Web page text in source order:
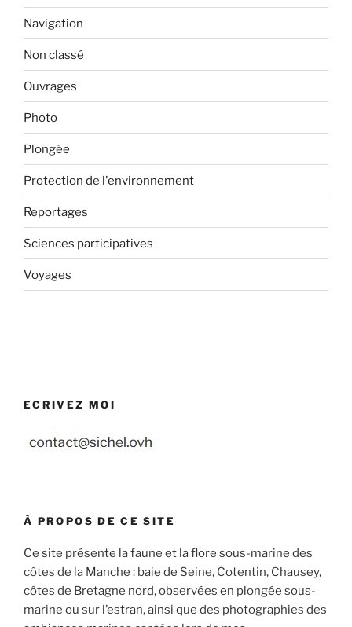
Navigation
Non classé
Ouvrages
Photo
Plongée
Protection de l'environnement
Reportages
Sciences participatives
Voyages
ECRIVEZ MOI
À PROPOS DE CE SITE
Ce site présente la faune et la flore sous-marine des
côtes de la Manche : baie de Seine, Cotentin, Chausey,
côtes de Bretagne nord, observées en plongée sous-
marine ou sur l’estran, ainsi que des photographies des